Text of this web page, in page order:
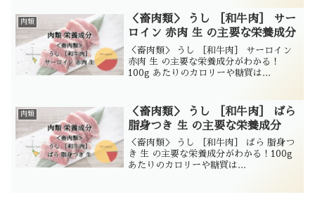
肉類
＜畜肉類＞ うし ［和牛肉］ サー
ロイン 赤肉 生 の主要な栄養成分
＜畜肉類＞ うし ［和牛肉］ サーロイン
赤肉 生 の主要な栄養成分がわかる！
100g あたりのカロリーや糖質は...
肉類
＜畜肉類＞ うし ［和牛肉］ ばら
脂身つき 生 の主要な栄養成分
＜畜肉類＞ うし ［和牛肉］ ばら 脂身つ
き 生 の主要な栄養成分がわかる！100g
あたりのカロリーや糖質は...